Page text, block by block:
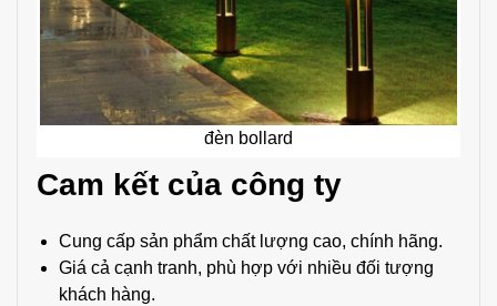
đèn bollard
Cam kết của công ty
Cung cấp sản phẩm chất lượng cao, chính hãng.
Giá cả cạnh tranh, phù hợp với nhiều đối tượng
khách hàng.